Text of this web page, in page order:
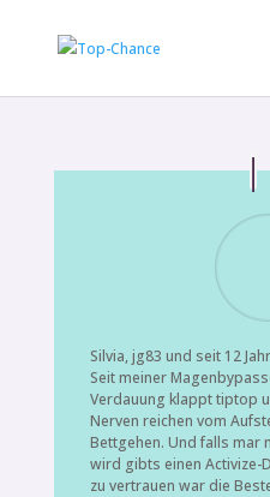
Silvia, jg83 und seit 12
Seit meiner
Verdauung klappt tiptop
Nerven reichen vom
Bettgehen. Und falls mar
wird gibts einen Activize-
zu vertrauen war die